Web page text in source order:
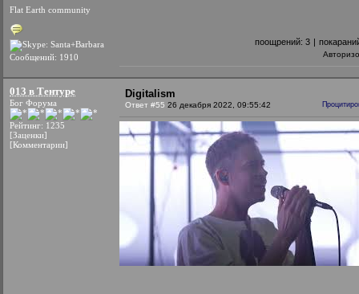
Flat Earth community
Сообщений: 1910
поощрений: 3 |
013 в Тентуре
Бог Форума
Рейтинг: 1235
[Заценки]
[Комментарии]
Digitalism
Ответ #55 26 декабря 2022, 09:55:42